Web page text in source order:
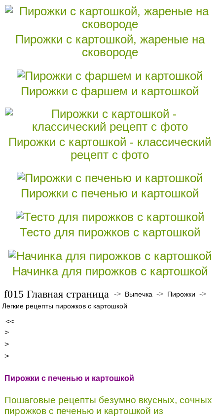
Пирожки с картошкой, жареные на
сковороде
Пирожки с фаршем и картошкой
Пирожки с картошкой - классический
рецепт с фото
Пирожки с печенью и картошкой
Тесто для пирожков с картошкой
Начинка для пирожков с картошкой
Главная страница -> Выпечка -> Пирожки ->
Легкие рецепты пирожков с картошкой
<<
>
>
>
Пирожки с печенью и картошкой
Пошаговые рецепты безумно вкусных, сочных
пирожков с печенью и картошкой из